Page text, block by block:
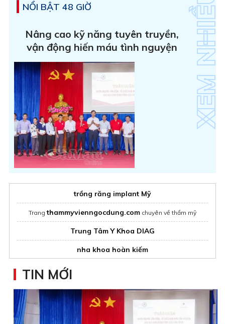
NỔI BẬT 48 GIỜ
Nâng cao kỹ năng tuyên truyền,
vận động hiến máu tình nguyện
trồng răng implant Mỹ
Trangthammyvienngocdung.com chuyên về thẩm mỹ
Trung Tâm Y Khoa DIAG
nha khoa hoàn kiếm
TIN MỚI